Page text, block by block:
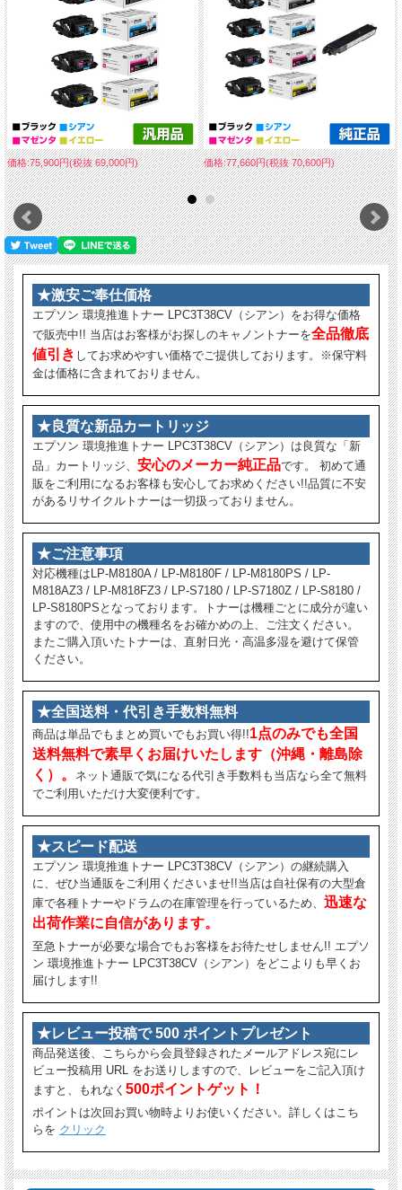
価格:75,900円(税抜 69,000円) 価格:77,660円(税抜 70,600円)
★激安ご奉仕価格
エプソン 環境推進トナー LPC3T38CV（シアン）をお得な価格
で販売中!! 当店はお客様がお探しのキャノントナーを全品徹底
値引き してお求めやすい価格でご提供しております。※保守料
金は価格に含まれておりません。
★良質な新品カートリッジ
エプソン 環境推進トナー LPC3T38CV（シアン）は良質な「新
品」カートリッジ、 安心のメーカー純正品です。 初めて通
販をご利用になるお客様も安心してお求めください!!品質に不安
があるリサイクルトナーは一切扱っておりません。
★ご注意事項
対応機種はLP-M8180A / LP-M8180F / LP-M8180PS / LP-
M818AZ3 / LP-M818FZ3 / LP-S7180 / LP-S7180Z / LP-S8180 /
LP-S8180PSとなっております。トナーは機種ごとに成分が違い
ますので、使用中の機種名をお確かめの上、ご注文ください。
またご購入頂いたトナーは、直射日光・高温多湿を避けて保管
ください。
★全国送料・代引き手数料無料
商品は単品でもまとめ買いでもお買い得!!1点のみでも全国
送料無料で素早くお届けいたします（沖縄・離島除
く）。
ネット通販で気になる代引き手数料も当店なら全て無料
でご利用いただけ大変便利です。
★スピード配送
エプソン 環境推進トナー LPC3T38CV（シアン）の継続購入
に、ぜひ当通販をご利用くださいませ!!当店は自社保有の大型倉
庫で各種トナーやドラムの在庫管理を行っているため、 迅速な
出荷作業に自信があります。
至急トナーが必要な場合でもお客様をお待たせしません!! エプソ
ン 環境推進トナー LPC3T38CV（シアン）をどこよりも早くお
届けします!!
★レビュー投稿で 500 ポイントプレゼント
商品発送後、こちらから会員登録されたメールアドレス宛にレ
ビュー投稿用 URL をお送りしますので、レビューをご記入頂け
ますと、もれなく 500ポイントゲット！
ポイントは次回お買い物時よりお使いください。詳しくはこち
らを クリック